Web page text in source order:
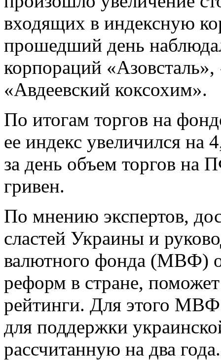
входящих в индексную
прошедший день
корпораций
«Авдеевский коксохим».
По итогам торгов на
ее индекс увеличился на
за день объем торгов на
гривен.
По мнению экспертов,
сластей Украины и
валютного фонда (МВФ)
реформ в стране,
рейтинги. Для этого МВФ
для поддержки
рассчитанную на два года.